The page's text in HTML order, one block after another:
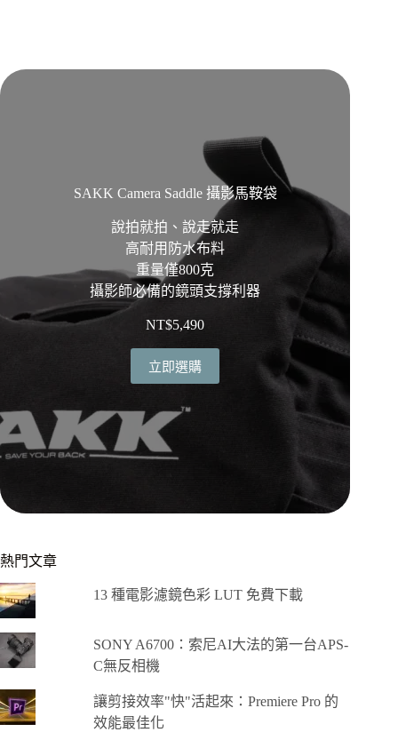
SAKK Camera Saddle 攝影馬鞍袋
說拍就拍、說走就走
高耐用防水布料
重量僅800克
攝影師必備的鏡頭支撐利器
NT$5,490
立即選購
熱門文章
13 種電影濾鏡色彩 LUT 免費下載
SONY A6700：索尼AI大法的第一台APS-
C無反相機
讓剪接效率"快"活起來：Premiere Pro 的
效能最佳化